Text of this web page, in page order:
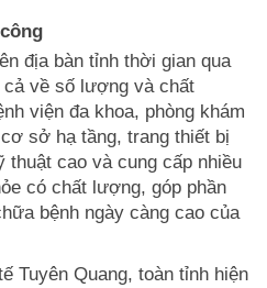
địa bàn tỉnh thời gian qua
về số lượng và chất
viện đa khoa, phòng khám
sở hạ tầng, trang thiết bị
thuật cao và cung cấp nhiều
có chất lượng, góp phần
bệnh ngày càng cao của
Tuyên Quang, toàn tỉnh hiện